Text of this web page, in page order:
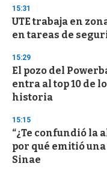
15:31
UTE trabaja en
en tareas de
15:29
El pozo del
entra al top 10 de
historia
15:15
“¿Te confundió la
por qué emitió
Sinae